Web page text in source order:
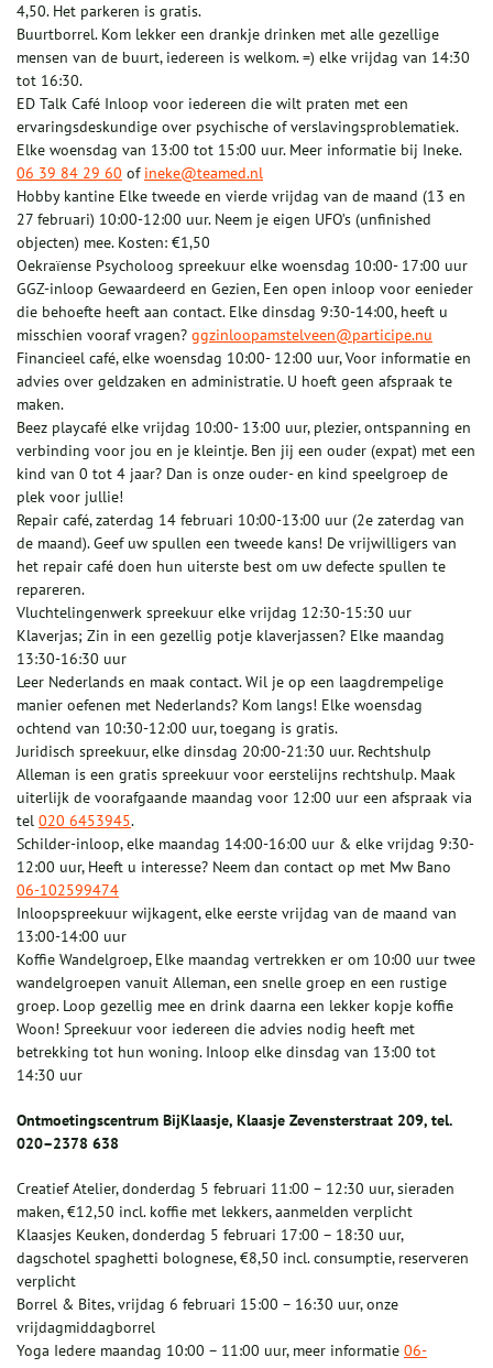
4,50. Het parkeren is gratis.
Buurtborrel. Kom lekker een drankje drinken met alle gezellige
mensen van de buurt, iedereen is welkom. =) elke vrijdag van 14:30
tot 16:30.
ED Talk Café Inloop voor iedereen die wilt praten met een
ervaringsdeskundige over psychische of verslavingsproblematiek.
Elke woensdag van 13:00 tot 15:00 uur. Meer informatie bij Ineke.
06 39 84 29 60 of ineke@teamed.nl
Hobby kantine Elke tweede en vierde vrijdag van de maand (13 en
27 februari) 10:00-12:00 uur. Neem je eigen UFO’s (unfinished
objecten) mee. Kosten: €1,50
Oekraïense Psycholoog spreekuur elke woensdag 10:00- 17:00 uur
GGZ-inloop Gewaardeerd en Gezien, Een open inloop voor eenieder
die behoefte heeft aan contact. Elke dinsdag 9:30-14:00, heeft u
misschien vooraf vragen? ggzinloopamstelveen@participe.nu
Financieel café, elke woensdag 10:00- 12:00 uur, Voor informatie en
advies over geldzaken en administratie. U hoeft geen afspraak te
maken.
Beez playcafé elke vrijdag 10:00- 13:00 uur, plezier, ontspanning en
verbinding voor jou en je kleintje. Ben jij een ouder (expat) met een
kind van 0 tot 4 jaar? Dan is onze ouder- en kind speelgroep de
plek voor jullie!
Repair café, zaterdag 14 februari 10:00-13:00 uur (2e zaterdag van
de maand). Geef uw spullen een tweede kans! De vrijwilligers van
het repair café doen hun uiterste best om uw defecte spullen te
repareren.
Vluchtelingenwerk spreekuur elke vrijdag 12:30-15:30 uur
Klaverjas; Zin in een gezellig potje klaverjassen? Elke maandag
13:30-16:30 uur
Leer Nederlands en maak contact. Wil je op een laagdrempelige
manier oefenen met Nederlands? Kom langs! Elke woensdag
ochtend van 10:30-12:00 uur, toegang is gratis.
Juridisch spreekuur, elke dinsdag 20:00-21:30 uur. Rechtshulp
Alleman is een gratis spreekuur voor eerstelijns rechtshulp. Maak
uiterlijk de voorafgaande maandag voor 12:00 uur een afspraak via
tel 020 6453945.
Schilder-inloop, elke maandag 14:00-16:00 uur & elke vrijdag 9:30-
12:00 uur, Heeft u interesse? Neem dan contact op met Mw Bano
06-102599474
Inloopspreekuur wijkagent, elke eerste vrijdag van de maand van
13:00-14:00 uur
Koffie Wandelgroep, Elke maandag vertrekken er om 10:00 uur twee
wandelgroepen vanuit Alleman, een snelle groep en een rustige
groep. Loop gezellig mee en drink daarna een lekker kopje koffie
Woon! Spreekuur voor iedereen die advies nodig heeft met
betrekking tot hun woning. Inloop elke dinsdag van 13:00 tot
14:30 uur
Ontmoetingscentrum BijKlaasje, Klaasje Zevensterstraat 209, tel.
020–2378 638
Creatief Atelier, donderdag 5 februari 11:00 – 12:30 uur, sieraden
maken, €12,50 incl. koffie met lekkers, aanmelden verplicht
Klaasjes Keuken, donderdag 5 februari 17:00 – 18:30 uur,
dagschotel spaghetti bolognese, €8,50 incl. consumptie, reserveren
verplicht
Borrel & Bites, vrijdag 6 februari 15:00 – 16:30 uur, onze
vrijdagmiddagborrel
Yoga Iedere maandag 10:00 – 11:00 uur, meer informatie 06-